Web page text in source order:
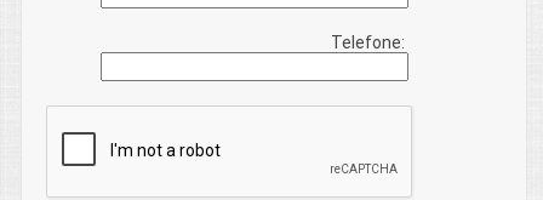
Telefone: